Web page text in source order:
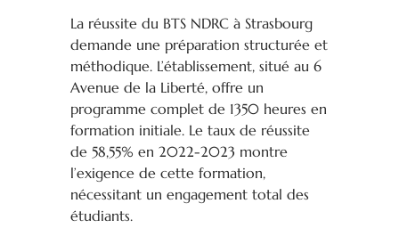
La réussite du BTS NDRC à Strasbourg
demande une préparation structurée et
méthodique. L’établissement, situé au 6
Avenue de la Liberté, offre un
programme complet de 1350 heures en
formation initiale. Le taux de réussite
de 58,55% en 2022-2023 montre
l’exigence de cette formation,
nécessitant un engagement total des
étudiants.